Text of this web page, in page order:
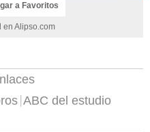
a Favoritos
en Alipso.com
ABC del estudio